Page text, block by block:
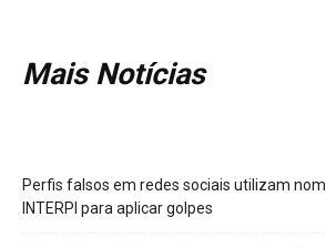
Mais Notícias
Perfis falsos em redes sociais utilizam
INTERPI para aplicar golpes